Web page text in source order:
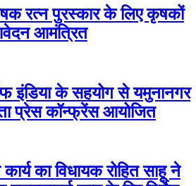
रत्न पुरस्कार के लिए कृषकों
आमंत्रित
इंडिया के सहयोग से यमुनानगर
प्रेस कॉन्फ्रेंस आयोजित
का विधायक रोहित साहू ने